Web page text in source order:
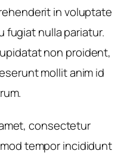
in voluptate
fugiat nulla pariatur.
non proident,
mollit anim id
consectetur
tempor incididunt